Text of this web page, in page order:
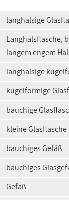
langhalsige
Langhalsflasche,
langem engem
langhalsige
kugelförmige
bauchige
kleine
bauchiges Gefäß
bauchiges
Gefäß